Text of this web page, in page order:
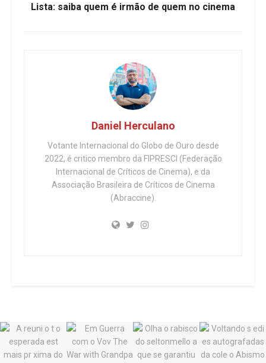
Lista: saiba quem é irmão de quem no cinema
Daniel Herculano
Votante Internacional do Globo de Ouro desde
2022, é critico membro da FIPRESCI (Federação
Internacional de Críticos de Cinema), e da
Associação Brasileira de Críticos de Cinema
(Abraccine).